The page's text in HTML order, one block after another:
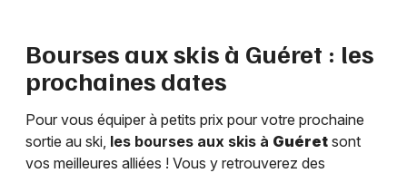
Bourses aux skis à Guéret : les
prochaines dates
Pour vous équiper à petits prix pour votre prochaine
sortie au ski, les bourses aux skis à Guéret sont
vos meilleures alliées ! Vous y retrouverez des